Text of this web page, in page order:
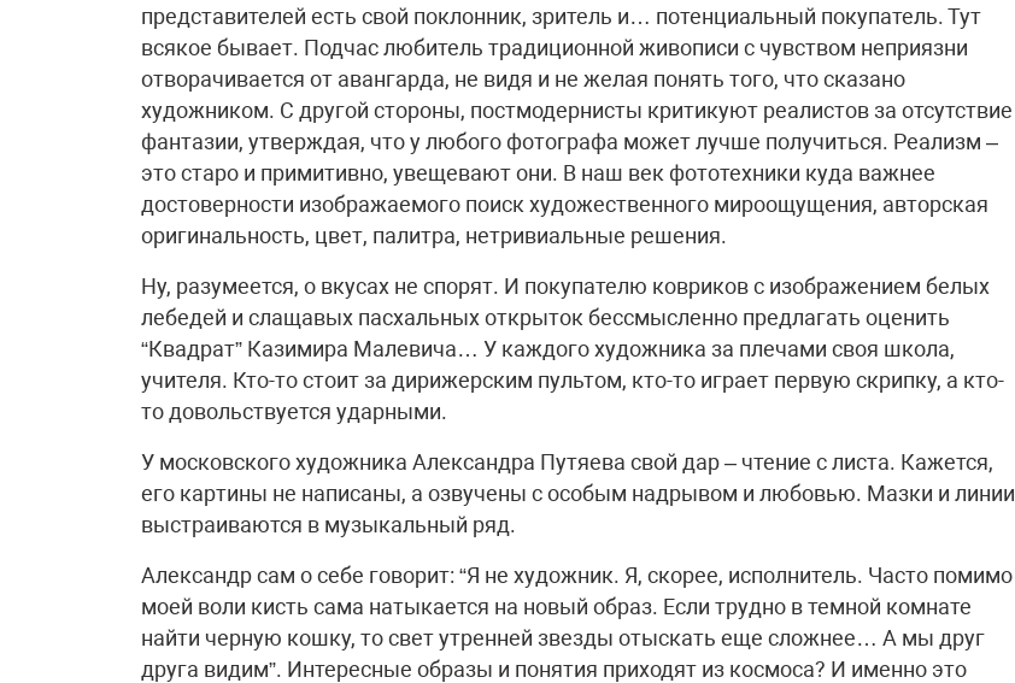
представителей есть свой поклонник, зритель и… потенциальный покупатель. Тут
всякое бывает. Подчас любитель традиционной живописи с чувством неприязни
отворачивается от авангарда, не видя и не желая понять того, что сказано
художником. С другой стороны, постмодернисты критикуют реалистов за отсутствие
фантазии, утверждая, что у любого фотографа может лучше получиться. Реализм –
это старо и примитивно, увещевают они. В наш век фототехники куда важнее
достоверности изображаемого поиск художественного мироощущения, авторская
оригинальность, цвет, палитра, нетривиальные решения.
Ну, разумеется, о вкусах не спорят. И покупателю ковриков с изображением белых
лебедей и слащавых пасхальных открыток бессмысленно предлагать оценить
“Квадрат” Казимира Малевича… У каждого художника за плечами своя школа,
учителя. Кто-то стоит за дирижерским пультом, кто-то играет первую скрипку, а кто-
то довольствуется ударными.
У московского художника Александра Путяева свой дар – чтение с листа. Кажется,
его картины не написаны, а озвучены с особым надрывом и любовью. Мазки и линии
выстраиваются в музыкальный ряд.
Александр сам о себе говорит: “Я не художник. Я, скорее, исполнитель. Часто помимо
моей воли кисть сама натыкается на новый образ. Если трудно в темной комнате
найти черную кошку, то свет утренней звезды отыскать еще сложнее… А мы друг
друга видим”. Интересные образы и понятия приходят из космоса? И именно это